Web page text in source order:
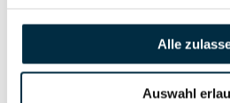
Alle
Auswahl